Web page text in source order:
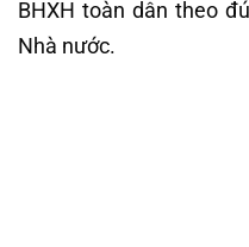
BHXH toàn dân theo
Nhà nước.